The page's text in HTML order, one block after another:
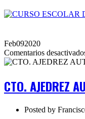
Feb092020
Comentarios
CTO. AJEDREZ
Posted by